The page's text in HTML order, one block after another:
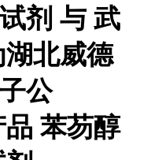
剂 与 武
北威德
公
苯芴醇